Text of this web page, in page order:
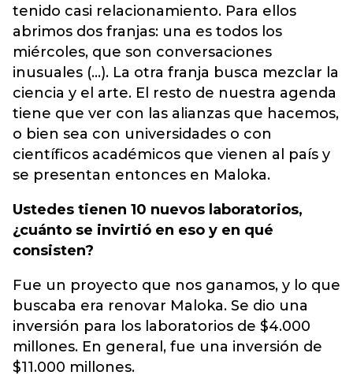
tenido casi relacionamiento. Para ellos
abrimos dos franjas: una es todos los
miércoles, que son conversaciones
inusuales (...). La otra franja busca mezclar la
ciencia y el arte. El resto de nuestra agenda
tiene que ver con las alianzas que hacemos,
o bien sea con universidades o con
científicos académicos que vienen al país y
se presentan entonces en Maloka.
Ustedes tienen 10 nuevos laboratorios,
¿cuánto se invirtió en eso y en qué
consisten?
Fue un proyecto que nos ganamos, y lo que
buscaba era renovar Maloka. Se dio una
inversión para los laboratorios de $4.000
millones. En general, fue una inversión de
$11.000 millones.